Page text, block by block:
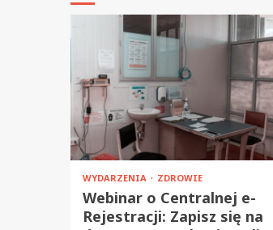
WYDARZENIA ZDROWIE
Webinar o Centralnej e-
Rejestracji: Zapisz się na